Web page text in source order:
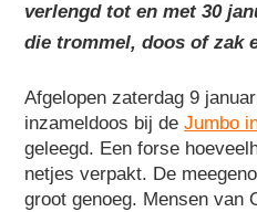
verlengd tot en met 30
die trommel, doos of zak
Afgelopen zaterdag 9
inzameldoos bij deJumbo
geleegd. Een forse
netjes verpakt. De
groot genoeg. Mensen van